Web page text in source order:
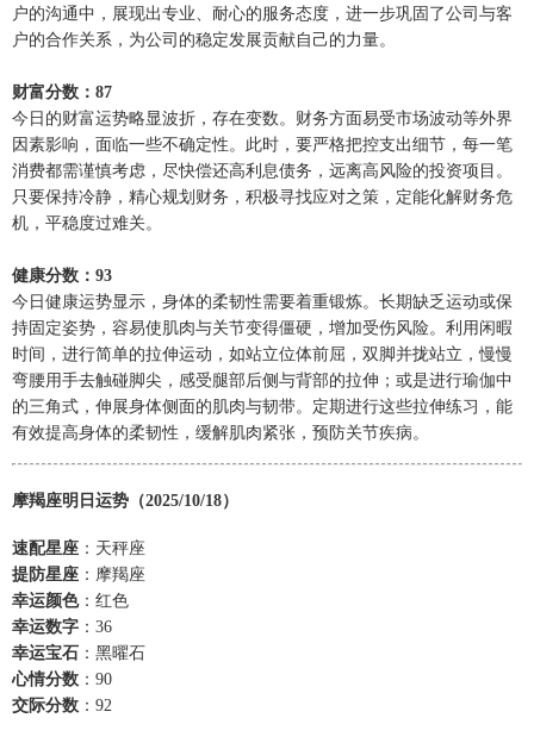
户的沟通中，展现出专业、耐心的服务态度，进一步巩固了公司与客
户的合作关系，为公司的稳定发展贡献自己的力量。
财富分数：87
今日的财富运势略显波折，存在变数。财务方面易受市场波动等外界
因素影响，面临一些不确定性。此时，要严格把控支出细节，每一笔
消费都需谨慎考虑，尽快偿还高利息债务，远离高风险的投资项目。
只要保持冷静，精心规划财务，积极寻找应对之策，定能化解财务危
机，平稳度过难关。
健康分数：93
今日健康运势显示，身体的柔韧性需要着重锻炼。长期缺乏运动或保
持固定姿势，容易使肌肉与关节变得僵硬，增加受伤风险。利用闲暇
时间，进行简单的拉伸运动，如站立位体前屈，双脚并拢站立，慢慢
弯腰用手去触碰脚尖，感受腿部后侧与背部的拉伸；或是进行瑜伽中
的三角式，伸展身体侧面的肌肉与韧带。定期进行这些拉伸练习，能
有效提高身体的柔韧性，缓解肌肉紧张，预防关节疾病。
摩羯座明日运势（2025/10/18）
速配星座 ：天秤座
提防星座 ：摩羯座
幸运颜色：红色
幸运数字 ：36
幸运宝石 ：黑曜石
心情分数 ：90
交际分数 ：92